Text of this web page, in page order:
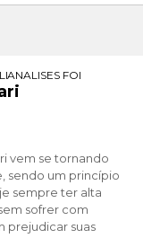
CAFE
ANALISES FOLIAR NA
vem se tornando
sendo um princípio
sempre ter alta
sofrer com
prejudicar suas